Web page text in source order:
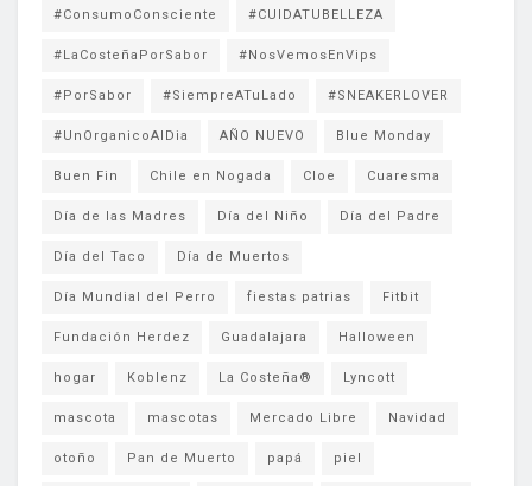
#ConsumoConsciente #CUIDATUBELLEZA
#LaCosteñaPorSabor #NosVemosEnVips
#PorSabor #SiempreATuLado #SNEAKERLOVER
#UnOrganicoAlDia AÑO NUEVO Blue Monday
Buen Fin Chile en Nogada Cloe Cuaresma
Día de las Madres Día del Niño Día del Padre
Día del Taco Día de Muertos
Día Mundial del Perro fiestas patrias Fitbit
Fundación Herdez Guadalajara Halloween
hogar Koblenz La Costeña® Lyncott
mascota mascotas Mercado Libre Navidad
otoño Pan de Muerto papá piel